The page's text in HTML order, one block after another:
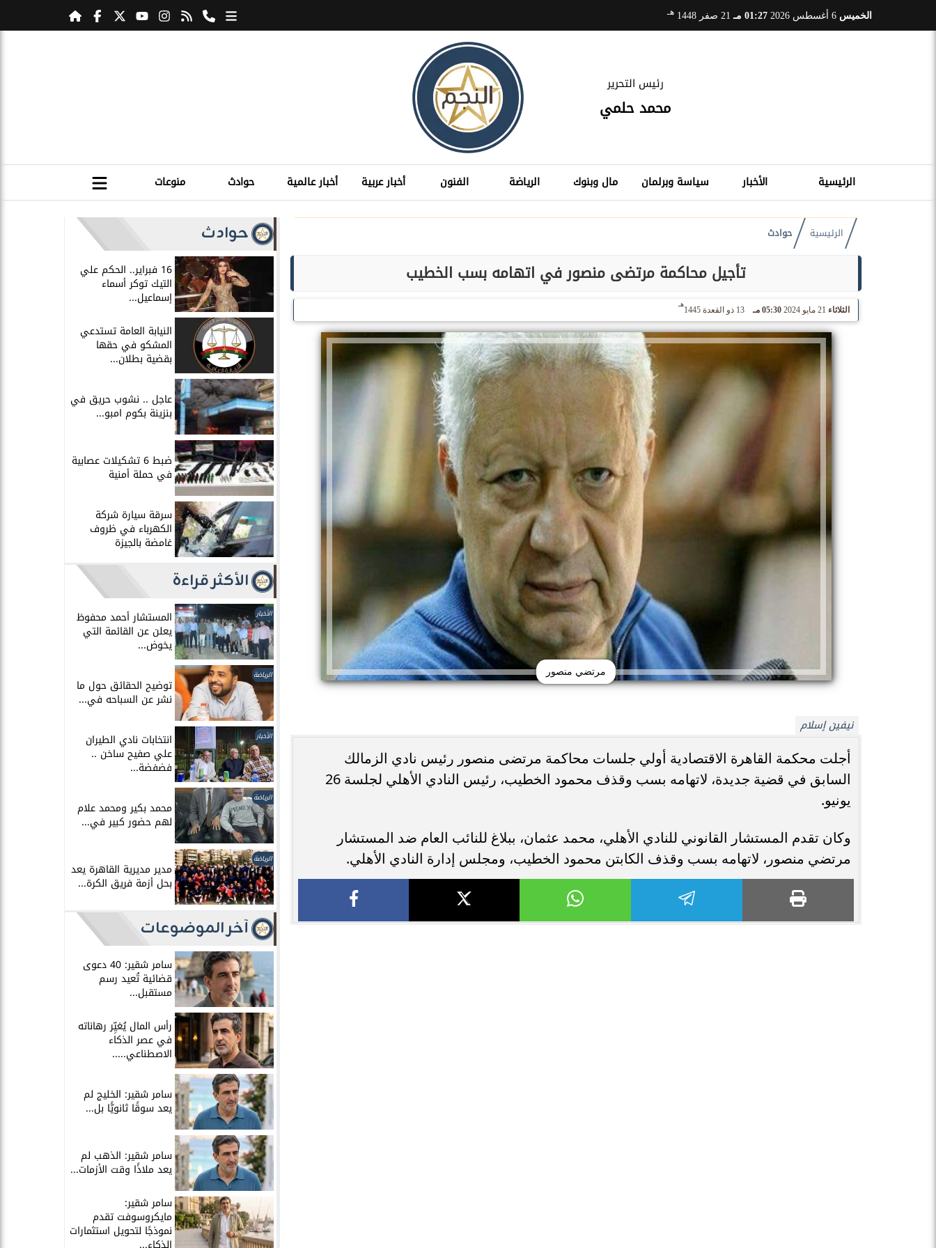
الخميس 01:27 مـ 21 صفر 1448 هـ
رئيس التحرير
محمد حلمي
الرئيسية الأخبار سياسة وبرلمان مال وبنوك الرياضة الفنون أخبار عربية أخبار عالمية حوادث منوعات
الرئيسية حوادث
تأجيل محاكمة مرتضى منصور في اتهامه بسب الخطيب
الثلاثاء 05:30 مـ 13 ذو القعدة 1445
هـ
مرتضي منصور
نيفين إسلام
أجلت محكمة القاهرة الاقتصادية أولي جلسات محاكمة مرتضى منصور رئيس نادي الزمالك
السابق في قضية جديدة، لاتهامه بسب وقذف محمود الخطيب، رئيس النادي الأهلي لجلسة 26
يونيو.
وكان تقدم المستشار القانوني للنادي الأهلي، محمد عثمان، ببلاغ للنائب العام ضد المستشار
مرتضي منصور، لاتهامه بسب وقذف الكابتن محمود الخطيب، ومجلس إدارة النادي الأهلي.
حوادث
16 فبراير.. الحكم علي
التيك توكر أسماء
إسماعيل...
النيابة العامة تستدعي
المشكو في حقها
بقضية بطلان...
عاجل .. نشوب حريق في
بنزينة بكوم امبو...
ضبط 6 تشكيلات عصابية
في حملة أمنية
سرقة سيارة شركة
الكهرباء في ظروف
غامضة بالجيزة
الأكثر قراءة
الأخبار المستشار أحمد محفوظ
يعلن عن القائمة التي
يخوض...
الرياضة
توضيح الحقائق حول ما
نشر عن السباحه في...
الأخبار انتخابات نادي الطيران
علي صفيح ساخن ..
فضفضة...
الرياضة
محمد بكير ومحمد علام
لهم حضور كبير في...
الرياضة
مدير مديرية القاهرة يعد
بحل أزمة فريق الكرة...
آخر الموضوعات
سامر شقير: 40 دعوى
قضائية تُعيد رسم
مستقبل...
رأس المال يُغيِّر رهاناته
في عصر الذكاء
الاصطناعي.....
سامر شقير: الخليج لم
يعد سوقًا ثانويًّا بل...
سامر شقير: الذهب لم
يعد ملاذًا وقت الأزمات...
سامر شقير:
مايكروسوفت تقدم
نموذجًا لتحويل استثمارات